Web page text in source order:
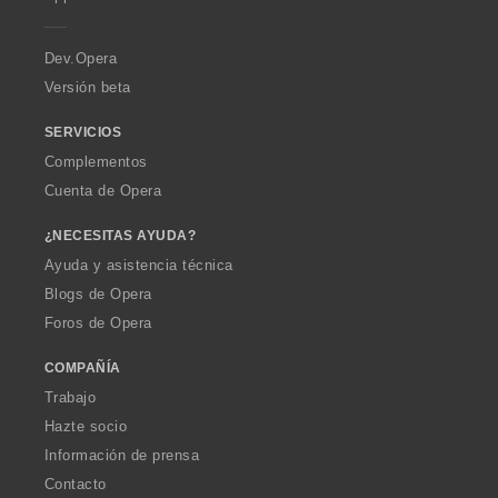
a
Dev.Opera
Versión beta
SERVICIOS
Complementos
Cuenta de Opera
¿NECESITAS AYUDA?
Ayuda y asistencia técnica
Blogs de Opera
Foros de Opera
COMPAÑÍA
Trabajo
Hazte socio
Información de prensa
Contacto